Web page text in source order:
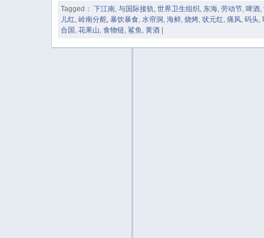
Tagged： 下江南 ,与国际接轨 ,世界卫生组织 东海 ,劳动节 ,啤酒 ,
儿红 ,岭南分舵 ,暴饮暴食 ,水帘洞 ,海鲜 ,烧烤 ,状元红 ,痛风 ,码头 ,
合国 ,花果山 ,食物链 ,鲨鱼 ,黄酒 |